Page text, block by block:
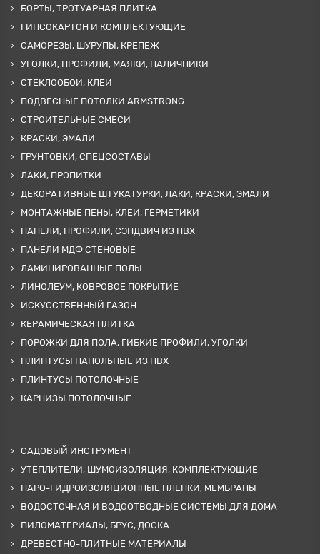
БОРТЫ, ТРОТУАРНАЯ ПЛИТКА
ГИПСОКАРТОН И КОМПЛЕКТУЮЩИЕ
САМОРЕЗЫ, ШУРУПЫ, КРЕПЕЖ
УГОЛКИ, ПРОФИЛИ, МАЯКИ, НАЛИЧНИКИ
СТЕКЛООБОИ, КЛЕИ
ПОДВЕСНЫЕ ПОТОЛКИ ARMSTRONG
СТРОИТЕЛЬНЫЕ СМЕСИ
КРАСКИ, ЭМАЛИ
ГРУНТОВКИ, СПЕЦСОСТАВЫ
ЛАКИ, ПРОПИТКИ
ДЕКОРАТИВНЫЕ ШТУКАТУРКИ, ЛАКИ, КРАСКИ, ЭМАЛИ
МОНТАЖНЫЕ ПЕНЫ, КЛЕИ, ГЕРМЕТИКИ
ПАНЕЛИ, ПРОФИЛИ, СЭНДВИЧ ИЗ ПВХ
ПАНЕЛИ МДФ СТЕНОВЫЕ
ЛАМИНИРОВАННЫЕ ПОЛЫ
ЛИНОЛЕУМ, КОВРОВОЕ ПОКРЫТИЕ
ИСКУССТВЕННЫЙ ГАЗОН
КЕРАМИЧЕСКАЯ ПЛИТКА
ПОРОЖКИ ДЛЯ ПОЛА, ГИБКИЕ ПРОФИЛИ, УГОЛКИ
ПЛИНТУСЫ НАПОЛЬНЫЕ ИЗ ПВХ
ПЛИНТУСЫ ПОТОЛОЧНЫЕ
КАРНИЗЫ ПОТОЛОЧНЫЕ
САДОВЫЙ ИНСТРУМЕНТ
УТЕПЛИТЕЛИ, ШУМОИЗОЛЯЦИЯ, КОМПЛЕКТУЮЩИЕ
ПАРО-ГИДРОИЗОЛЯЦИОННЫЕ ПЛЕНКИ, МЕМБРАНЫ
ВОДОСТОЧНАЯ И ВОДООТВОДНЫЕ СИСТЕМЫ ДЛЯ ДОМА
ПИЛОМАТЕРИАЛЫ, БРУС, ДОСКА
ДРЕВЕСТНО-ПЛИТНЫЕ МАТЕРИАЛЫ